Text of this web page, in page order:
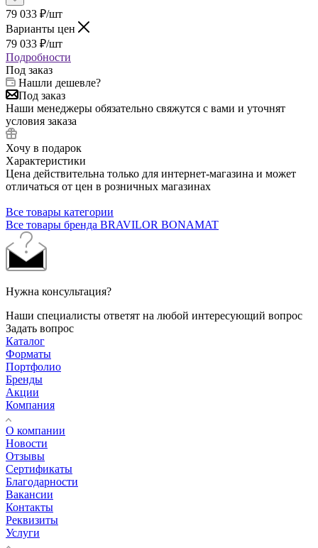
79 033 ₽/шт
Варианты цен
79 033 ₽/шт
Подробности
Под заказ
Нашли дешевле?
Под заказ
Наши менеджеры обязательно свяжутся с вами и уточнят
условия заказа
Хочу в подарок
Характеристики
Цена действительна только для интернет-магазина и может
отличаться от цен в розничных магазинах
Все товары категории
Все товары бренда BRAVILOR BONAMAT
Нужна консультация?
Наши специалисты ответят на любой интересующий вопрос
Задать вопрос
Каталог
Форматы
Портфолио
Бренды
Акции
Компания
О компании
Новости
Отзывы
Сертификаты
Благодарности
Вакансии
Контакты
Реквизиты
Услуги